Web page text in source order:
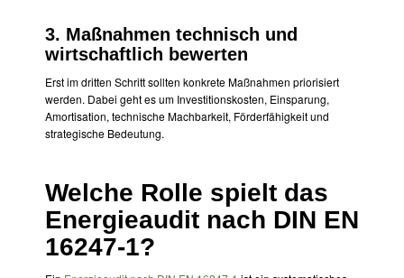
3. Maßnahmen technisch und
wirtschaftlich bewerten
Erst im dritten Schritt sollten konkrete Maßnahmen priorisiert
werden. Dabei geht es um Investitionskosten, Einsparung,
Amortisation, technische Machbarkeit, Förderfähigkeit und
strategische Bedeutung.
Welche Rolle spielt das
Energieaudit nach DIN EN
16247-1?